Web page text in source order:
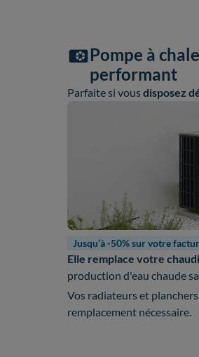
Pompe à
performant
Parfaite si vousdisposez
Jusqu’à -50% sur votre
Elle remplace votre
production d'eau chaude
Vos radiateurs et
remplacement nécessaire.